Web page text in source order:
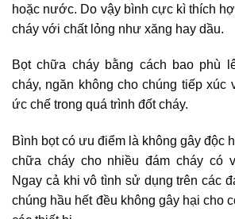
hoặc nước. Do vậy bình cực kì thích
cháy với chất lỏng như xăng hay dầu.
Bọt chữa cháy bằng cách bao phù
cháy, ngăn không cho chúng tiếp xúc
ức chế trong quá trình đốt cháy.
Bình bọt có ưu điểm là không gây độc
chữa cháy cho nhiều đám cháy có
Ngay cả khi vô tình sử dụng trên các
chúng hầu hết đều không gây hại cho